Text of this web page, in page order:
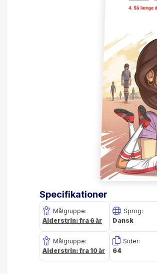
Specifikationer
Målgruppe:
Alderstrin: fra 6 år
Målgruppe:
Alderstrin: fra 10 år
Sprog:
Dansk
Sider:
64